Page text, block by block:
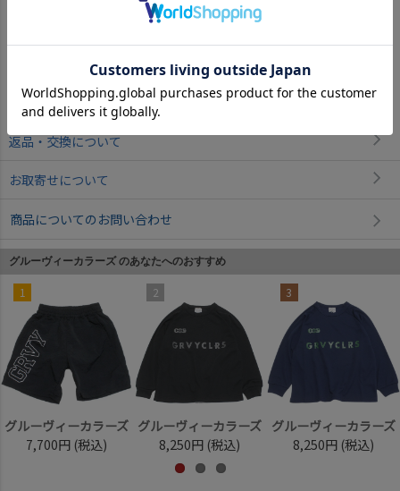
3GRグレー
返品・交換について
お取寄せについて
商品についてのお問い合わせ
グルーヴィーカラーズ のあなたへのおすすめ
1
グルーヴィーカラーズ
7,700円 (税込)
2
グルーヴィーカラーズ
8,250円 (税込)
3
グルーヴィーカラーズ
8,250円 (税込)